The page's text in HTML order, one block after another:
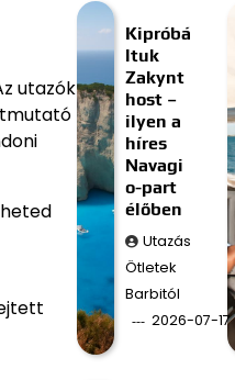
utazók
Kipróbá
ltuk
Zakynt
host –
ilyen a
híres
Navagi
o-part
élőben
Utazás
Ötletek
Barbitól
2026-07-17